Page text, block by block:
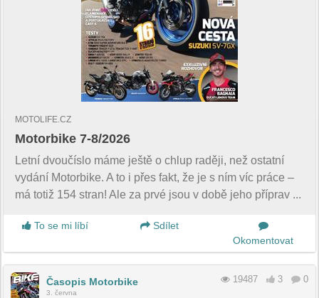
MOTOLIFE.CZ
Motorbike 7-8/2026
Letní dvoučíslo máme ještě o chlup raději, než ostatní
vydání Motorbike. A to i přes fakt, že je s ním víc práce –
má totiž 154 stran! Ale za prvé jsou v době jeho příprav ...
To se mi líbí
Sdílet
Okomentovat
Časopis Motorbike
3. června
19487 3 0